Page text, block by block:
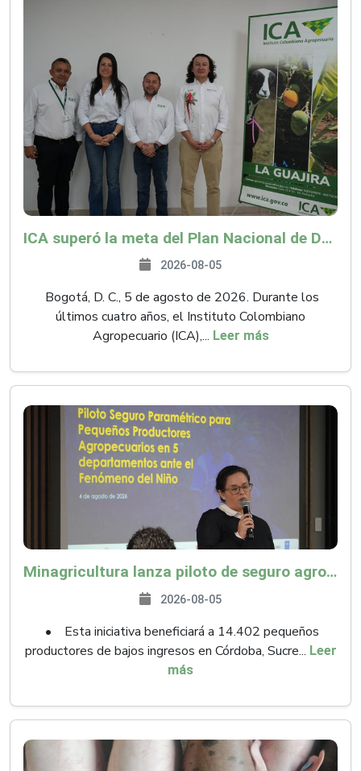
ICA superó la meta del Plan Nacional de Desarrollo y abrió 61 mercados internacionales
2026-08-05
Bogotá, D. C., 5 de agosto de 2026. Durante los
últimos cuatro años, el Instituto Colombiano
Agropecuario (ICA),... Leer más
Minagricultura lanza piloto de seguro agropecuario por $9.625 millones para proteger a más de 14.000 pequeños productores contra riesgos del Fenómeno de El Niño
2026-08-05
• Esta iniciativa beneficiará a 14.402 pequeños
productores de bajos ingresos en Córdoba, Sucre... Leer
más